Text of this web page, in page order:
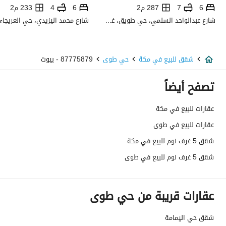
هاتف
نعم
تفاصيل اضافية
عمر العقار
عرض الشارع
رقم المخطط
واجهة العقار
شمالية
حدود واطوال العقار
6
7
287 م2
شارع عبدالواحد السلمي، حي طويق، غرب الرياض، الرياض
6
4 233 م2
شقق للبيع في مكة حي طوى 87775879 - بيوت
تصفح أيضاً
عقارات للبيع في مكة
عقارات للبيع في طوى
شقق 5 غرف نوم للبيع في مكة
شقق 5 غرف نوم للبيع في طوى
عقارات قريبة من حي طوى
شقق حي اليمامة